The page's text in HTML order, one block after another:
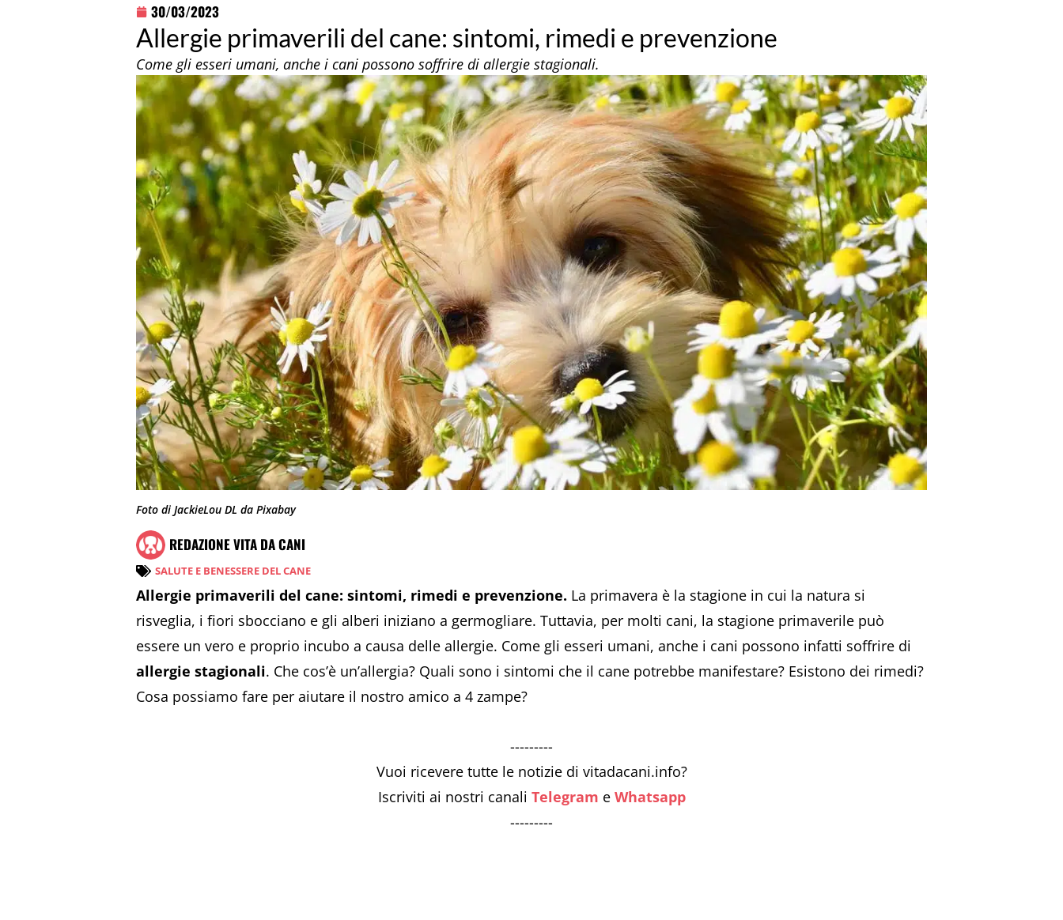
30/03/2023
Allergie primaverili del cane: sintomi, rimedi e prevenzione
Come gli esseri umani, anche i cani possono soffrire di allergie stagionali.
Foto di JackieLou DL da Pixabay
REDAZIONE VITA DA CANI
SALUTE E BENESSERE DEL CANE
Allergie primaverili del cane: sintomi, rimedi e prevenzione. La primavera è la stagione in cui la natura si
risveglia, i fiori sbocciano e gli alberi iniziano a germogliare. Tuttavia, per molti cani, la stagione primaverile può
essere un vero e proprio incubo a causa delle allergie. Come gli esseri umani, anche i cani possono infatti soffrire di
allergie stagionali. Che cos’è un’allergia? Quali sono i sintomi che il cane potrebbe manifestare? Esistono dei rimedi?
Cosa possiamo fare per aiutare il nostro amico a 4 zampe?
---------
Vuoi ricevere tutte le notizie di vitadacani.info?
Iscriviti ai nostri canali Telegram e Whatsapp
---------